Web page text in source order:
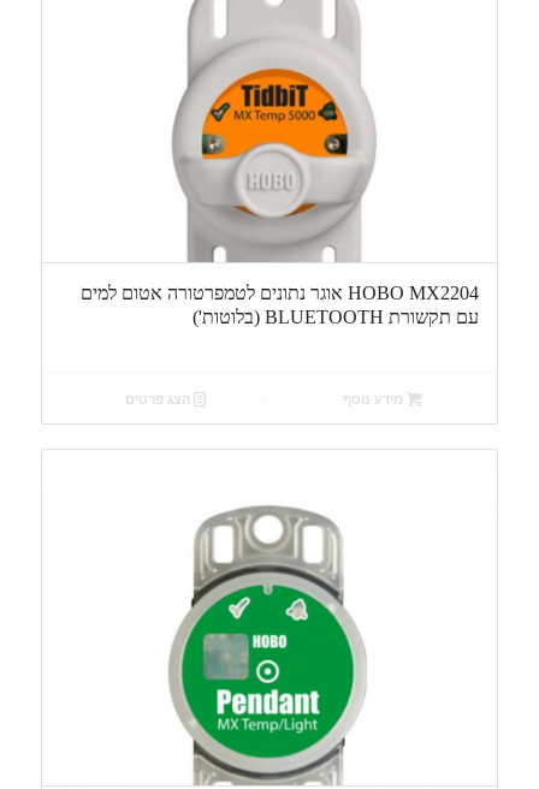
HOBO MX2204 אוגר נתונים לטמפרטורה אטום למים
עם תקשורת BLUETOOTH (בלוטות')
מידע נוסף הצג פרטים